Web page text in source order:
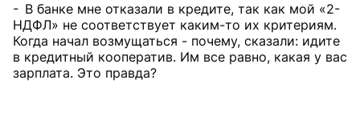
- В банке мне отказали в кредите, так как мой «2-
НДФЛ» не соответствует каким-то их критериям.
Когда начал возмущаться - почему, сказали: идите
в кредитный кооператив. Им все равно, какая у вас
зарплата. Это правда?